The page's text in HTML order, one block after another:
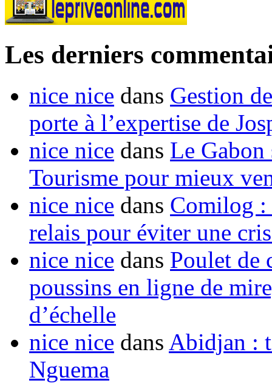
Les derniers
nice nice dans Gestion
porte à l’expertise de
nice nice dans Le Gabon
Tourisme pour mieux
nice nice dans Comilog :
relais pour éviter une
nice nice dans Poulet de
poussins en ligne de
d’échelle
nice nice dans Abidjan :
Nguema